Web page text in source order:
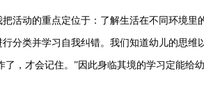
动的重点定位于：了解生活在不同环境里
分类并学习自我纠错。我们知道幼儿的思维
了，才会记住。”因此身临其境的学习定能给